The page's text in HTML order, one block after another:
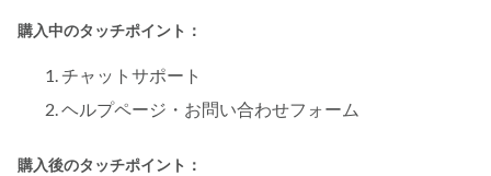
購入中のタッチポイント：
チャットサポート
ヘルプページ・お問い合わせフォーム
購入後のタッチポイント：